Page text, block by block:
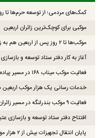
کمک‌های مردمی؛ از توسعه حرم‌ها تا
موکبی برای کوچک‌ترین زائران اربعین
موکب‌ها تا ۲ روز پس از اربعین هم به زائران خدمت‌رسانی می‌کنند
آغاز به کار دفتر ستاد توسعه و
فعالیت موکب میناب ۱۶۸ در مسیر پیاده روی اربعین
خدمات رسانی یک هزار موکب اربعین
فعالیت ۹ موکب بندرلنگه در مسیر زائران اربعین
افتتاح دفتر ستاد توسعه و بازسازی
پایان انتقال تجهیزات بیش از ۲ هزار موکب اربعین به عراق